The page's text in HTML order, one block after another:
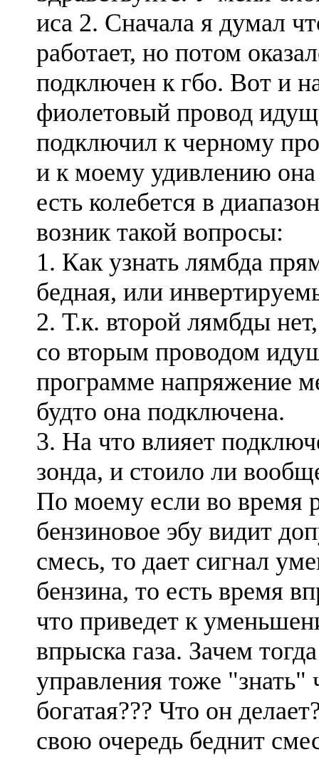
иса 2. Сначала я думал
работает, но потом
подключен к гбо. Вот и
фиолетовый провод
подключил к черному
и к моему удивлению она
есть колебется в
возник такой вопросы:
1. Как узнать лямбда
бедная, или
2. Т.к. второй лямбды
со вторым проводом
программе напряжение
будто она подключена.
3. На что влияет
зонда, и стоило ли
По моему если во время
бензиновое эбу видит
смесь, то дает сигнал
бензина, то есть время
что приведет к
впрыска газа. Зачем
управления тоже "знать"
богатая??? Что он
свою очередь беднит